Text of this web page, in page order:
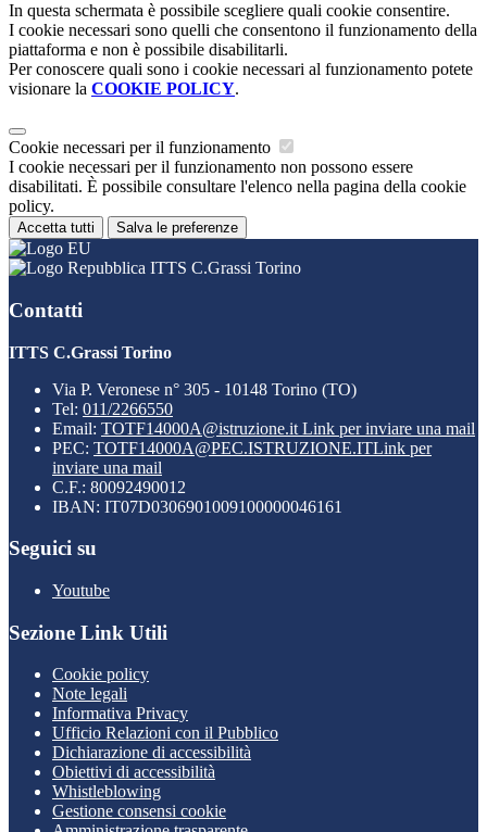
In questa schermata è possibile scegliere quali cookie consentire.
I cookie necessari sono quelli che consentono il funzionamento della
piattaforma e non è possibile disabilitarli.
Per conoscere quali sono i cookie necessari al funzionamento potete
visionare la COOKIE POLICY.
Cookie necessari per il funzionamento
I cookie necessari per il funzionamento non possono essere
disabilitati. È possibile consultare l'elenco nella pagina della cookie
policy.
Accetta tutti Salva le preferenze
ITTS C.Grassi Torino
Contatti
ITTS C.Grassi Torino
Via P. Veronese n° 305 - 10148 Torino (TO)
Tel: 011/2266550
Email: TOTF14000A@istruzione.it Link per inviare una mail
PEC: TOTF14000A@PEC.ISTRUZIONE.ITLink per
inviare una mail
C.F.: 80092490012
IBAN: IT07D0306901009100000046161
Seguici su
Youtube
Sezione Link Utili
Cookie policy
Note legali
Informativa Privacy
Ufficio Relazioni con il Pubblico
Dichiarazione di accessibilità
Obiettivi di accessibilità
Whistleblowing
Gestione consensi cookie